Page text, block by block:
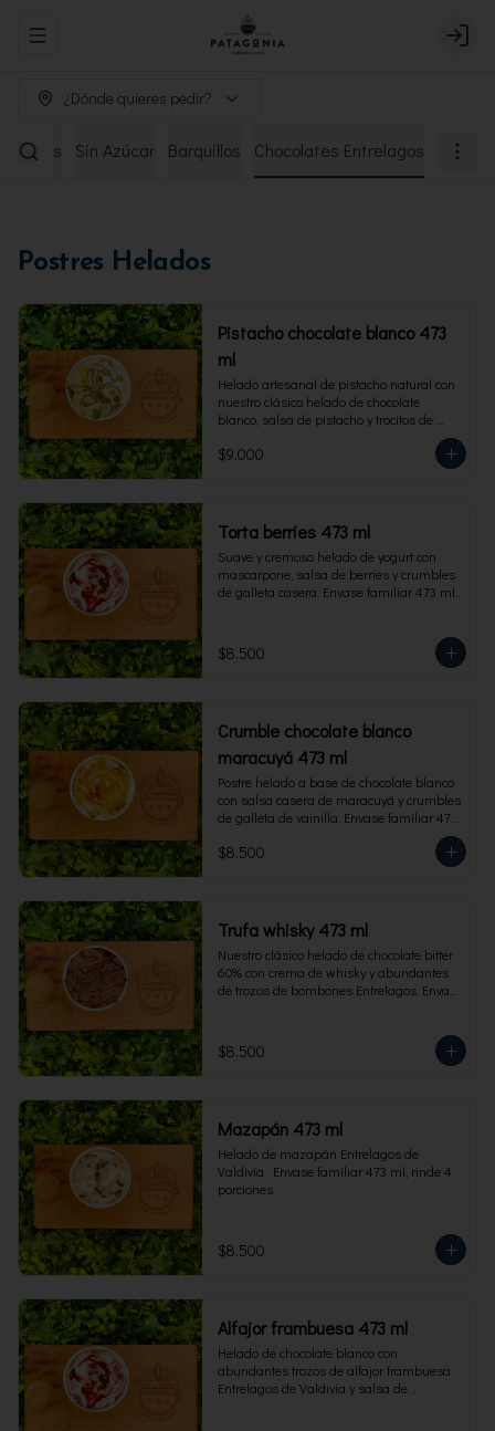
Abrir menu de navegación Login
¿Dónde quieres pedir?
Sin Azúcar Barquillos Chocolates Entrelagos
Postres Helados
Pistacho chocolate blanco 473
ml
Helado artesanal de pistacho natural con
nuestro clásico helado de chocolate
blanco, salsa de pistacho y trocitos de
pistacho. Envase familiar 473 ml, rinde 4
porciones.
$9.000
Torta berries 473 ml
Suave y cremoso helado de yogurt con
mascarpone, salsa de berries y crumbles
de galleta casera. Envase familiar 473 ml,
$8.500
Crumble chocolate blanco
maracuyá 473 ml
Postre helado a base de chocolate blanco
con salsa casera de maracuyá y crumbles
de galleta de vainilla. Envase familiar 473
$8.500
Trufa whisky 473 ml
Nuestro clásico helado de chocolate bitter
60% con crema de whisky y abundantes
de trozos de bombones Entrelagos. Envase
$8.500
Mazapán 473 ml
Helado de mazapán Entrelagos de
Valdivia.  Envase familiar 473 ml, rinde 4
porciones.
$8.500
Alfajor frambuesa 473 ml
Helado de chocolate blanco con
abundantes trozos de alfajor frambuesa
Entrelagos de Valdivia y salsa de